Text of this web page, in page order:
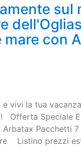
sul
con
vivi la tua
Offerta Speciale
Pacchetti
Listino prezzi